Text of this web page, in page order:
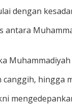
dengan
hingga